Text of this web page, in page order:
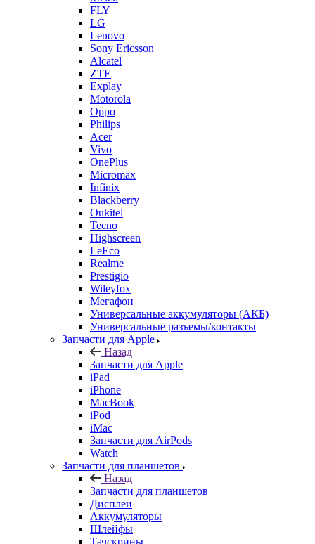
FLY
LG
Lenovo
Sony Ericsson
Alcatel
ZTE
Explay
Motorola
Oppo
Philips
Acer
Vivo
OnePlus
Micromax
Infinix
Blackberry
Oukitel
Tecno
Highscreen
LeEco
Realme
Prestigio
Wileyfox
Мегафон
Универсальные аккумуляторы (АКБ)
Универсальные разъемы/контакты
Запчасти для Apple
Назад
Запчасти для Apple
iPad
iPhone
MacBook
iPod
iMac
Запчасти для AirPods
Watch
Запчасти для планшетов
Назад
Запчасти для планшетов
Дисплеи
Аккумуляторы
Шлейфы
Тачскрины